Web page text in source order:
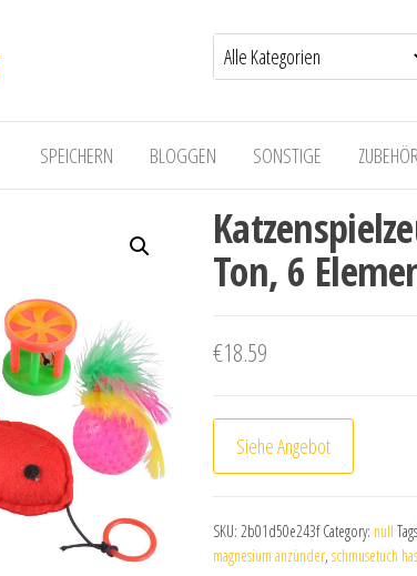
SPEICHERN BLOGGEN SONSTIGE
Ton, 6
€18.59
Siehe Angebot
SKU: 2b01d50e243f Category: null
magnesium anzünder, schmusetuch